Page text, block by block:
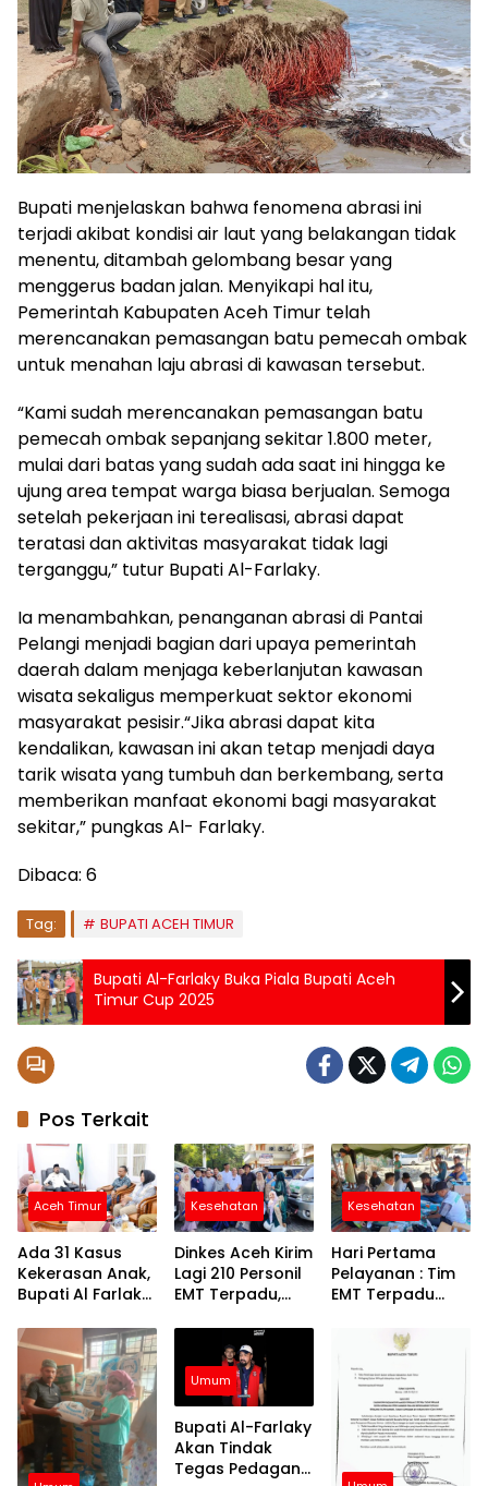
Bupati menjelaskan bahwa fenomena abrasi ini
terjadi akibat kondisi air laut yang belakangan tidak
menentu, ditambah gelombang besar yang
menggerus badan jalan. Menyikapi hal itu,
Pemerintah Kabupaten Aceh Timur telah
merencanakan pemasangan batu pemecah ombak
untuk menahan laju abrasi di kawasan tersebut.
“Kami sudah merencanakan pemasangan batu
pemecah ombak sepanjang sekitar 1.800 meter,
mulai dari batas yang sudah ada saat ini hingga ke
ujung area tempat warga biasa berjualan. Semoga
setelah pekerjaan ini terealisasi, abrasi dapat
teratasi dan aktivitas masyarakat tidak lagi
terganggu,” tutur Bupati Al-Farlaky.
Ia menambahkan, penanganan abrasi di Pantai
Pelangi menjadi bagian dari upaya pemerintah
daerah dalam menjaga keberlanjutan kawasan
wisata sekaligus memperkuat sektor ekonomi
masyarakat pesisir.“Jika abrasi dapat kita
kendalikan, kawasan ini akan tetap menjadi daya
tarik wisata yang tumbuh dan berkembang, serta
memberikan manfaat ekonomi bagi masyarakat
sekitar,” pungkas Al- Farlaky.
Dibaca: 6
Tag: BUPATI ACEH TIMUR
Bupati Al-Farlaky Buka Piala Bupati Aceh
Timur Cup 2025
Pos Terkait
Aceh Timur
Ada 31 Kasus
Kekerasan Anak,
Bupati Al Farlaky
Aman
Kesehatan
Dinkes Aceh Kirim
Lagi 210 Personil
EMT Terpadu,
Kabupaten
Kesehatan
Hari Pertama
Pelayanan : Tim
EMT Terpadu
Aceh Jangkau
Wilayah
Terpencil dan
Pengungsian
Umum
Bupati Al-Farlaky
Akan Tindak
Tegas Pedagang